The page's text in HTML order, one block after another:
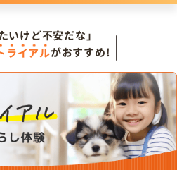
いけど不安だな」
ライアルがおすすめ!